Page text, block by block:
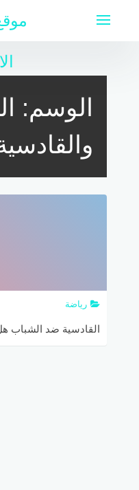
الوسم:
رياضة
القادسية ضد الشباب